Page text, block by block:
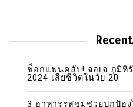
ช็อกแฟนคลับ! จอเจ ภูมิหิ
2024 เสียชีวิตในวัย 20
3 อาหารรสขมช่วยปกป้อ